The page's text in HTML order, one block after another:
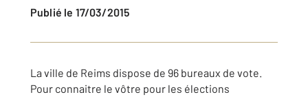
Publié le 17/03/2015
La ville de Reims dispose de 96 bureaux de vote.
Pour connaitre le vôtre pour les élections